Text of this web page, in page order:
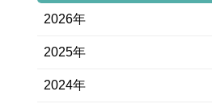
2026年
2025年
2024年